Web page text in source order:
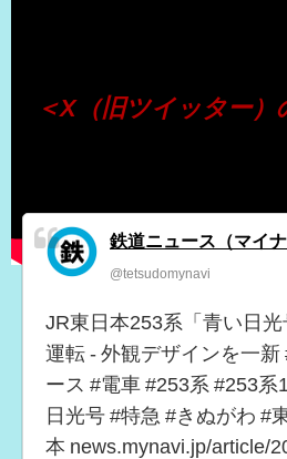
＜X（旧ツイッター）
鉄道ニュース（マイナ
@tetsudomynavi
JR東日本253系「青い日光
運転 - 外観デザインを一新
ース #電車 #253系 #253系
日光号 #特急 #きぬがわ #
本 news.mynavi.jp/article/